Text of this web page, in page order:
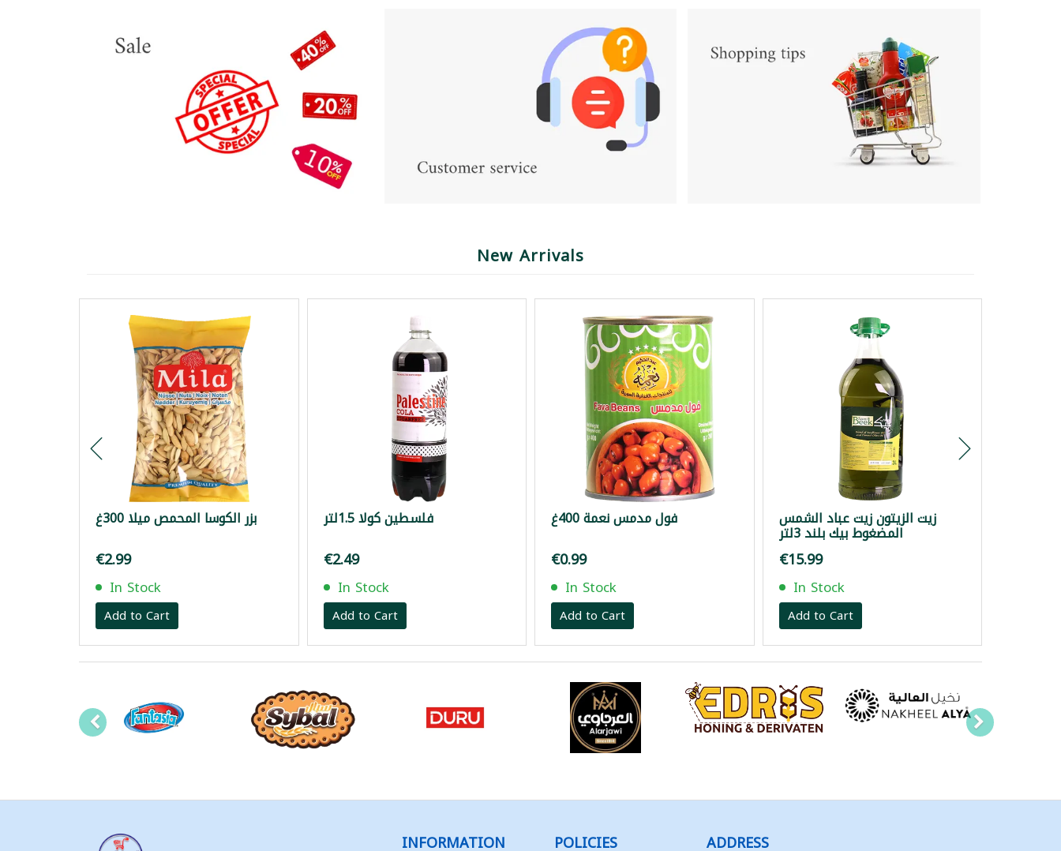
New Arrivals
بزر الكوسا المحمص ميلا 300غ
€2.99
In Stock
Add to Cart
فلسطين كولا 1.5لتر
€2.49
In Stock
Add to Cart
فول مدمس نعمة 400غ
€0.99
In Stock
Add to Cart
زيت الزيتون زيت عباد الشمس
المضغوط بيك بلند 3لتر
€15.99
In Stock
Add to Cart
INFORMATION POLICIES ADDRESS